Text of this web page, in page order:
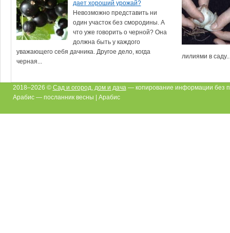
дает хороший урожай?
Невозможно представить ни
один участок без смородины. А
что уже говорить о черной? Она
должна быть у каждого
уважающего себя дачника. Другое дело, когда
черная...
лилиями в
2018–2026 © Сад и огород, дом и дача — копирование информации без
Арабис — посланник весны | Арабис